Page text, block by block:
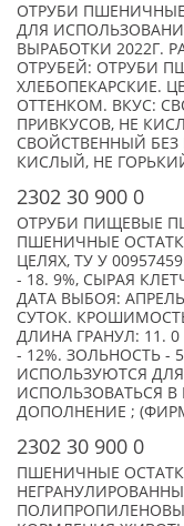
ОТРУБИ ПШЕНИЧНЫЕ
ДЛЯ
ВЫРАБОТКИ 2022Г.
ОТРУБЕЙ: ОТРУБИ
ХЛЕБОПЕКАРСКИЕ.
ОТТЕНКОМ. ВКУС:
ПРИВКУСОВ, НЕ
СВОЙСТВЕННЫЙ
КИСЛЫЙ, НЕ
2302 30 900 0
ОТРУБИ ПИЩЕВЫЕ
ПШЕНИЧНЫЕ
ЦЕЛЯХ, ТУ У
- 18. 9%, СЫРАЯ
ДАТА ВЫБОЯ:
СУТОК.
ДЛИНА ГРАНУЛ: 11.
- 12%. ЗОЛЬНОСТЬ -
ИСПОЛЬЗУЮТСЯ
ИСПОЛЬЗОВАТЬСЯ В
ДОПОЛНЕНИЕ ;
2302 30 900 0
ПШЕНИЧНЫЕ